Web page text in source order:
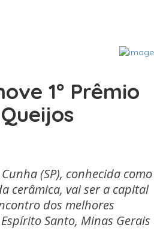
1º Prêmio
(SP), conhecida como
cerâmica, vai ser a capital
dos melhores
Santo, Minas Gerais